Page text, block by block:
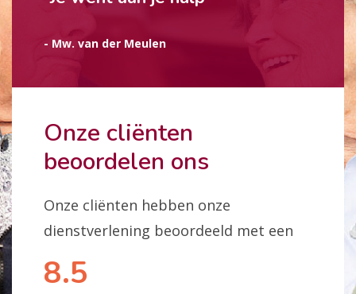
Onze cliënten
beoordelen ons
Onze cliënten hebben onze
dienstverlening beoordeeld met een
8.5
- Mw. van der Meulen